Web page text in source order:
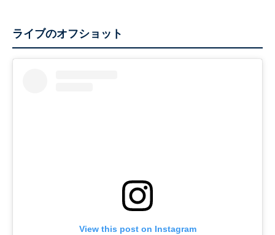
ライブのオフショット
View this post on Instagram